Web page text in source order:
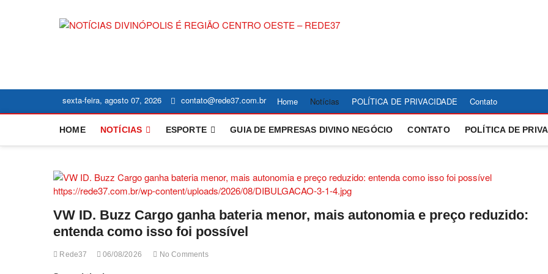
sexta-feira, agosto 07, 2026 contato@rede37.com.br Home Notícias POLÍTICA DE PRIVACIDADE Contato
HOME NOTÍCIAS ESPORTE GUIA DE EMPRESAS DIVINO NEGÓCIO CONTATO POLÍTICA DE
VW ID. Buzz Cargo ganha bateria menor, mais autonomia e preço reduzido:
entenda como isso foi possível
Rede37 06/08/2026 No Comments